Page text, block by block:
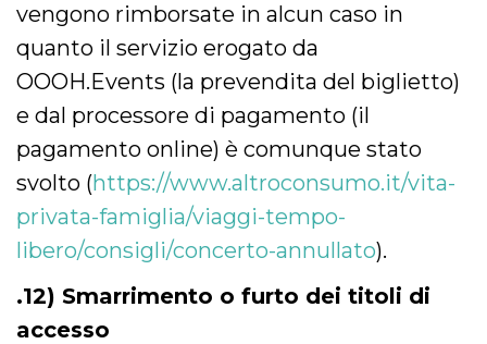
vengono rimborsate in alcun caso in
quanto il servizio erogato da
OOOH.Events (la prevendita del biglietto)
e dal processore di pagamento (il
pagamento online) è comunque stato
svolto (https://www.altroconsumo.it/vita-
privata-famiglia/viaggi-tempo-
libero/consigli/concerto-annullato).
.12) Smarrimento o furto dei titoli di
accesso